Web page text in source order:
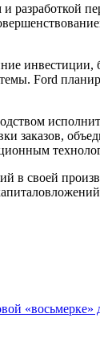
Ford
заказов,
своей
«восьмерке»